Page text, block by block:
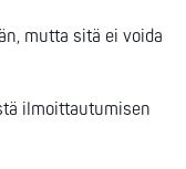
mutta sitä ei voida
ilmoittautumisen